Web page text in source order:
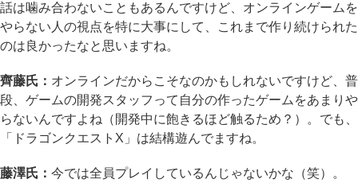
話は噛み合わないこともあるんですけど、オンラインゲームを
やらない人の視点を特に大事にして、これまで作り続けられた
のは良かったなと思いますね。
齊藤氏： オンラインだからこそなのかもしれないですけど、普
段、ゲームの開発スタッフって自分の作ったゲームをあまりや
らないんですよね（開発中に飽きるほど触るため？）。でも、
「ドラゴンクエストX」は結構遊んでますね。
藤澤氏： 今では全員プレイしているんじゃないかな（笑）。